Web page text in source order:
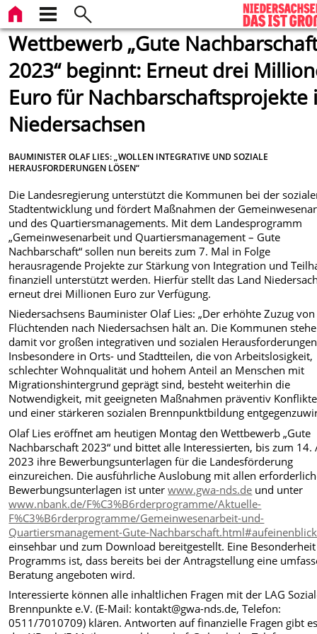
Wettbewerb „Gute
2023“ beginnt: Erneut drei
Euro für Nachbarschaftsprojekte
Niedersachsen
BAUMINISTER OLAF LIES: „WOLLEN INTEGRATIVE UND SOZIALE
HERAUSFORDERUNGEN LÖSEN“
Die Landesregierung unterstützt die Kommunen bei der
Stadtentwicklung und fördert Maßnahmen der
und des Quartiersmanagements. Mit dem Landesprogramm
„Gemeinwesenarbeit und Quartiersmanagement – Gute
Nachbarschaft“ sollen nun bereits zum 7. Mal in Folge
herausragende Projekte zur Stärkung von Integration und
finanziell unterstützt werden. Hierfür stellt das Land
erneut drei Millionen Euro zur Verfügung.
Niedersachsens Bauminister Olaf Lies: „Der erhöhte Zuzug von
Flüchtenden nach Niedersachsen hält an. Die Kommunen
damit vor großen integrativen und sozialen
Insbesondere in Orts- und Stadtteilen, die von Arbeitslosigkeit,
schlechter Wohnqualität und hohem Anteil an Menschen mit
Migrationshintergrund geprägt sind, besteht weiterhin die
Notwendigkeit, mit geeigneten Maßnahmen präventiv
und einer stärkeren sozialen Brennpunktbildung
Olaf Lies eröffnet am heutigen Montag den Wettbewerb „Gute
Nachbarschaft 2023“ und bittet alle Interessierten, bis zum 14.
2023 ihre Bewerbungsunterlagen für die Landesförderung
einzureichen. Die ausführliche Auslobung mit allen
Bewerbungsunterlagen ist unter www.gwa-nds.de und unter
www.nbank.de/F%C3%B6rderprogramme/Aktuelle-
F%C3%B6rderprogramme/Gemeinwesenarbeit-und-
Quartiersmanagement-Gute-Nachbarschaft.html#aufeinenblick
einsehbar und zum Download bereitgestellt. Eine
Programms ist, dass bereits bei der Antragstellung eine
Beratung angeboten wird.
Interessierte können alle inhaltlichen Fragen mit der LAG
Brennpunkte e.V. (E-Mail: kontakt@gwa-nds.de, Telefon:
0511/7010709) klären. Antworten auf finanzielle Fragen gibt